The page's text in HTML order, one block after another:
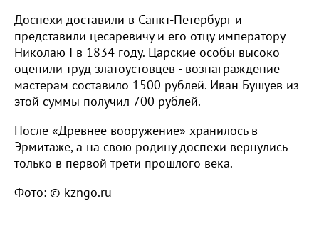
Доспехи доставили в Санкт-Петербург и
представили цесаревичу и его отцу императору
Николаю I в 1834 году. Царские особы высоко
оценили труд златоустовцев - вознаграждение
мастерам составило 1500 рублей. Иван Бушуев из
этой суммы получил 700 рублей.
После «Древнее вооружение» хранилось в
Эрмитаже, а на свою родину доспехи вернулись
только в первой трети прошлого века.
Фото: © kzngo.ru